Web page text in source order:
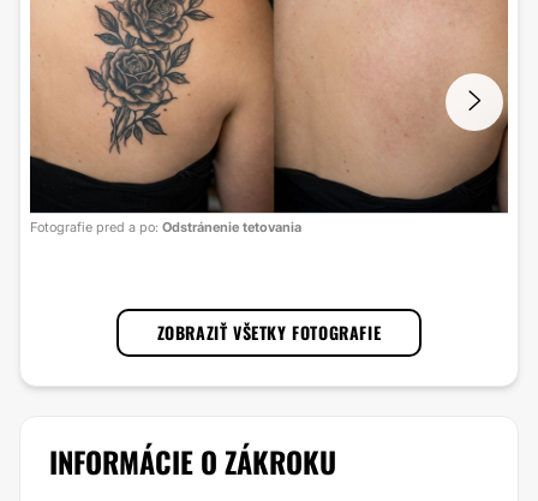
Fotografie pred a po: Odstránenie tetovania
ZOBRAZIŤ VŠETKY FOTOGRAFIE
INFORMÁCIE O ZÁKROKU